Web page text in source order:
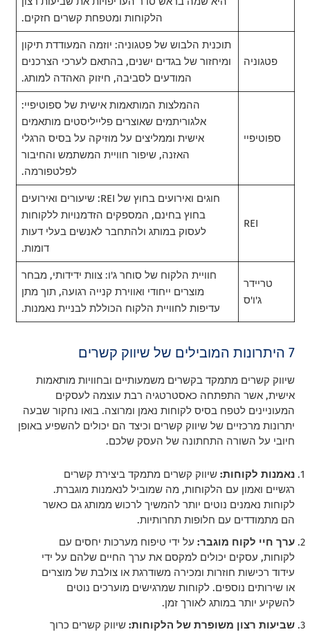
הלקוחות ומטפחת קשרים חזקים.
פטגוניה
תוכנית הלבוש של פטגוניה: יוזמה המעודדת תיקון
ומיחזור של בגדים ישנים, בהתאם לערכי הצרכנים
המודעים לסביבה, חיזוק האהדה למותג.
ספוטיפיי
ההמלצות המותאמות אישית של ספוטיפיי:
אלגוריתמים שאוצרים פלייליסטים מותאמים
אישית וממליצים על מוזיקה על בסיס הרגלי
האזנה, שיפור חוויית המשתמש והחיבור
לפלטפורמה.
REI
חוגים ואירועים בחוץ של REI: שיעורים ואירועים
בחוץ בחינם, המספקים הזדמנויות ללקוחות
לעסוק במותג ולהתחבר לאנשים בעלי דעות
דומות.
טריידר
ג'ו'ס
חוויית הלקוח של סוחר ג'ו: צוות ידידותי, מבחר
מוצרים ייחודי ואווירת קנייה רגועה, תוך מתן
עדיפות לחוויית הלקוח הכוללת לבניית נאמנות.
7 היתרונות המובילים של שיווק קשרים
שיווק קשרים מתמקד בקשרים משמעותיים ובחוויות מותאמות
אישית, אשר התפתחה כאסטרטגיה רבת עוצמה לעסקים
המעוניינים לטפח בסיס לקוחות נאמן ומרוצה. בואו נחקור שבעה
יתרונות מרכזיים של שיווק קשרים וכיצד הם יכולים להשפיע באופן
חיובי על השורה התחתונה של העסק שלכם.
נאמנות לקוחות: שיווק קשרים מתמקד ביצירת קשרים
רגשיים ואמון עם הלקוחות, מה שמוביל לנאמנות מוגברת.
לקוחות נאמנים נוטים יותר להמשיך לרכוש ממותג גם כאשר
הם מתמודדים עם חלופות תחרותיות.
ערך חיי לקוח מוגבר: על ידי טיפוח מערכות יחסים עם
לקוחות, עסקים יכולים למקסם את ערך החיים שלהם על ידי
עידוד רכישות חוזרות ומכירה משודרגת או צולבת של מוצרים
או שירותים נוספים. לקוחות שמרגישים מוערכים נוטים
להשקיע יותר במותג לאורך זמן.
שביעות רצון משופרת של הלקוחות:שיווק קשרים כרוך